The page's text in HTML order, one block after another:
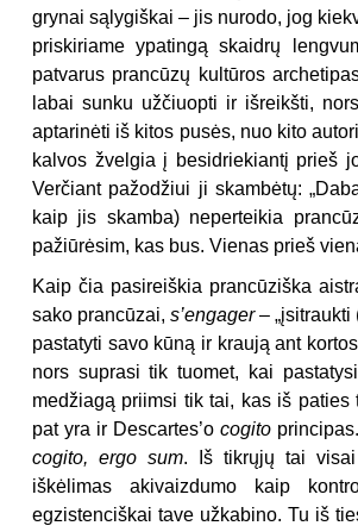
grynai sąlygiškai – jis nurodo, jog
priskiriame ypatingą skaidrų
patvarus prancūzų kultūros
labai sunku užčiuopti ir išreikšti,
aptarinėti iš kitos pusės, nuo kito
kalvos žvelgia į besidriekiantį prieš
Verčiant pažodžiui ji skambėtų:
kaip jis skamba) neperteikia
pažiūrėsim, kas bus. Vienas prieš
Kaip čia pasireiškia prancūziška
sako prancūzai,s’engager– „įsitraukti
pastatyti savo kūną ir kraują ant
nors suprasi tik tuomet, kai
medžiagą priimsi tik tai, kas iš
pat yra ir Descartes’o cogito
cogito, ergo sum. Iš tikrųjų tai visai
iškėlimas akivaizdumo kaip
egzistenciškai tave užkabino. Tu iš